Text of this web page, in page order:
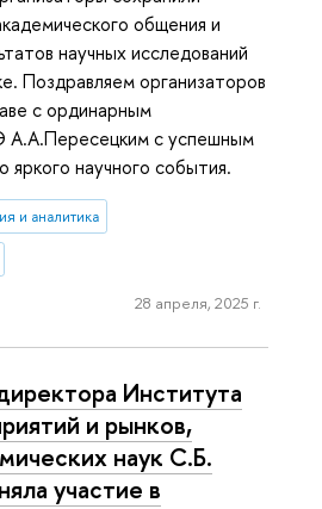
общения и
научных исследований
Поздравляем организаторов
с ординарным
с успешным
яркого научного события.
и аналитика
28 апреля, 2025 г.
Института
и рынков,
наук С.Б.
участие в